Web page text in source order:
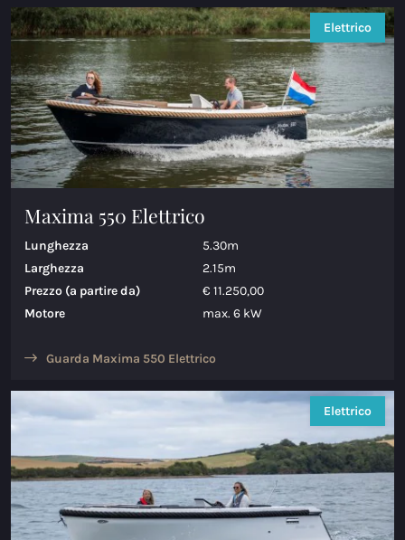
Maxima 920 cabin
Maxima 650 Flying Lounge
Maxima 750 Flying Lounge
Tutti Barche acque interne modelli
Barche elettriche
Maxima 490 XL Elettrico
Maxima 550 Elettrico
Maxima 600 Elettrico
Maxima 720 retro Elettrico
Maxima 820 retro elettrica
Maxima 650 Flying Lounge Electric
Maxima 750 Flying Lounge Electric
Maxima 550 Elettrico
Lunghezza
5.30m
Larghezza
2.15m
Prezzo (a partire da)
€ 11.250,00
Motore
max. 6 kW
Guarda Maxima 550 Elettrico
Elettrico
Elettrico